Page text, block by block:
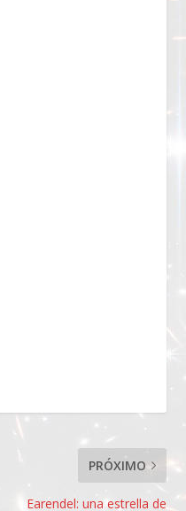
PRÓXIMO
Earendel: una estrella de